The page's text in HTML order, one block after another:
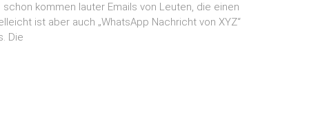
kommen lauter Emails von Leuten, die einen
ist aber auch „WhatsApp Nachricht von XYZ“
Die